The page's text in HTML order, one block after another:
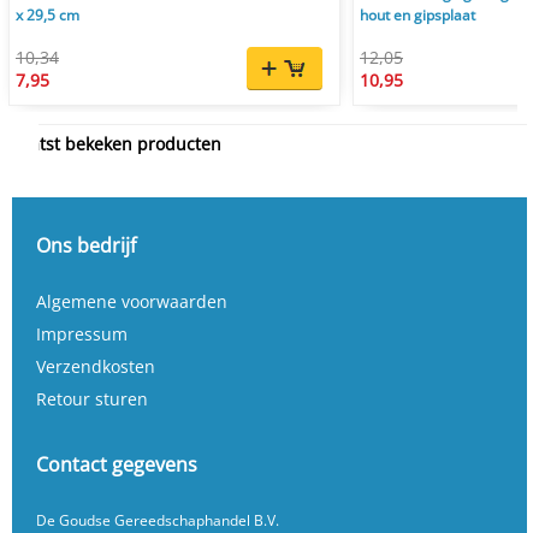
x 29,5 cm
10,34
7,95
hout en gipsplaat
12,05
10,95
Laatst bekeken producten
Ons bedrijf
Algemene voorwaarden
Impressum
Verzendkosten
Retour sturen
Contact gegevens
De Goudse Gereedschaphandel B.V.